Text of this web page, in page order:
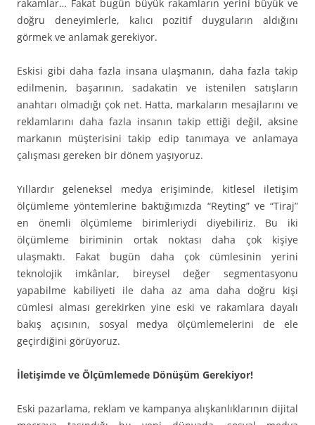
rakamlar… Fakat bugün büyük rakamların yerini büyük ve
doğru deneyimlerle, kalıcı pozitif duyguların aldığını
görmek ve anlamak gerekiyor.
Eskisi gibi daha fazla insana ulaşmanın, daha fazla takip
edilmenin, başarının, sadakatin ve istenilen satışların
anahtarı olmadığı çok net. Hatta, markaların mesajlarını ve
reklamlarını daha fazla insanın takip ettiği değil, aksine
markanın müşterisini takip edip tanımaya ve anlamaya
çalışması gereken bir dönem yaşıyoruz.
Yıllardır geleneksel medya erişiminde, kitlesel iletişim
ölçümleme yöntemlerine baktığımızda “Reyting” ve “Tiraj”
en önemli ölçümleme birimleriydi diyebiliriz. Bu iki
ölçümleme biriminin ortak noktası daha çok kişiye
ulaşmaktı. Fakat bugün daha çok cümlesinin yerini
teknolojik imkânlar, bireysel değer segmentasyonu
yapabilme kabiliyeti ile daha az ama daha doğru kişi
cümlesi alması gerekirken yine eski ve rakamlara dayalı
bakış açısının, sosyal medya ölçümlemelerini de ele
geçirdiğini görüyoruz.
İletişimde ve Ölçümlemede Dönüşüm Gerekiyor!
Eski pazarlama, reklam ve kampanya alışkanlıklarının dijital